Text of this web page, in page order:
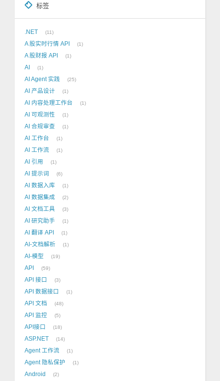
标签
.NET 11
A 股实时行情 API 1
A 股财报 API 1
AI 1
AI Agent 实践 25
AI 产品设计 1
AI 内容处理工作台 1
AI 可观测性 1
AI 合规审查 1
AI 工作台 1
AI 工作流 1
AI 引用 1
AI 提示词 6
AI 数据入库 1
AI 数据集成 2
AI 文档工具 3
AI 研究助手 1
AI 翻译 API 1
AI-文档解析 1
AI-模型 19
API 59
API 接口 3
API 数据接口 1
API 文档 48
API 监控 5
API接口 18
ASP.NET 14
Agent 工作流 1
Agent 隐私保护 1
Android 2